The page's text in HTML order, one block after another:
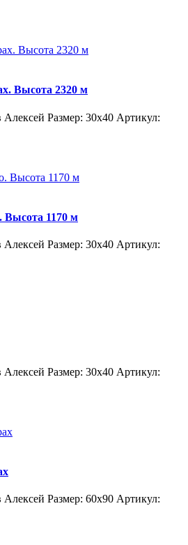
Высота 2320 м
Алексей Размер: 30x40 Артикул:
Высота 1170 м
Алексей Размер: 30x40 Артикул:
Алексей Размер: 30x40 Артикул:
Алексей Размер: 60x90 Артикул: